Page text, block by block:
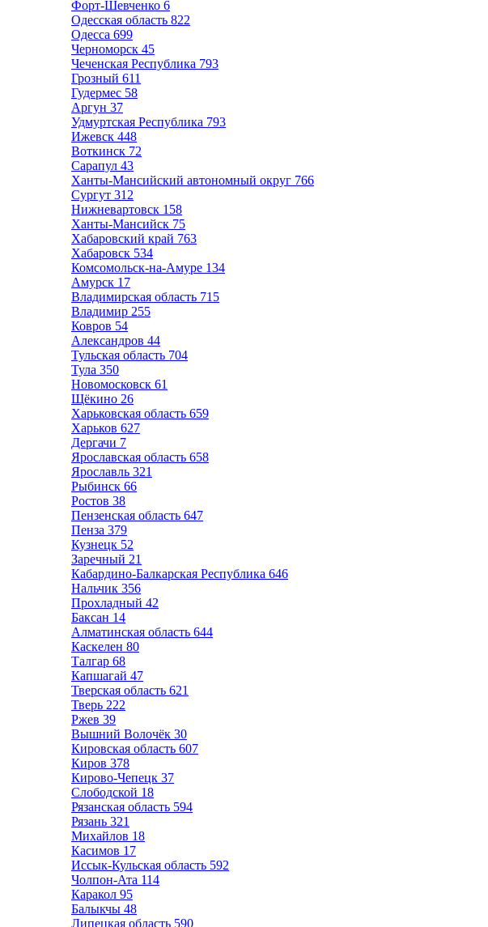
Форт-Шевченко 6
Одесская область 822
Одесса 699
Черноморск 45
Чеченская Республика 793
Грозный 611
Гудермес 58
Аргун 37
Удмуртская Республика 793
Ижевск 448
Воткинск 72
Сарапул 43
Ханты-Мансийский автономный округ 766
Сургут 312
Нижневартовск 158
Ханты-Мансийск 75
Хабаровский край 763
Хабаровск 534
Комсомольск-на-Амуре 134
Амурск 17
Владимирская область 715
Владимир 255
Ковров 54
Александров 44
Тульская область 704
Тула 350
Новомосковск 61
Щёкино 26
Харьковская область 659
Харьков 627
Дергачи 7
Ярославская область 658
Ярославль 321
Рыбинск 66
Ростов 38
Пензенская область 647
Пенза 379
Кузнецк 52
Заречный 21
Кабардино-Балкарская Республика 646
Нальчик 356
Прохладный 42
Баксан 14
Алматинская область 644
Каскелен 80
Талгар 68
Капшагай 47
Тверская область 621
Тверь 222
Ржев 39
Вышний Волочёк 30
Кировская область 607
Киров 378
Кирово-Чепецк 37
Слободской 18
Рязанская область 594
Рязань 321
Михайлов 18
Касимов 17
Иссык-Кульская область 592
Чолпон-Ата 114
Каракол 95
Балыкчы 48
Липецкая область 590